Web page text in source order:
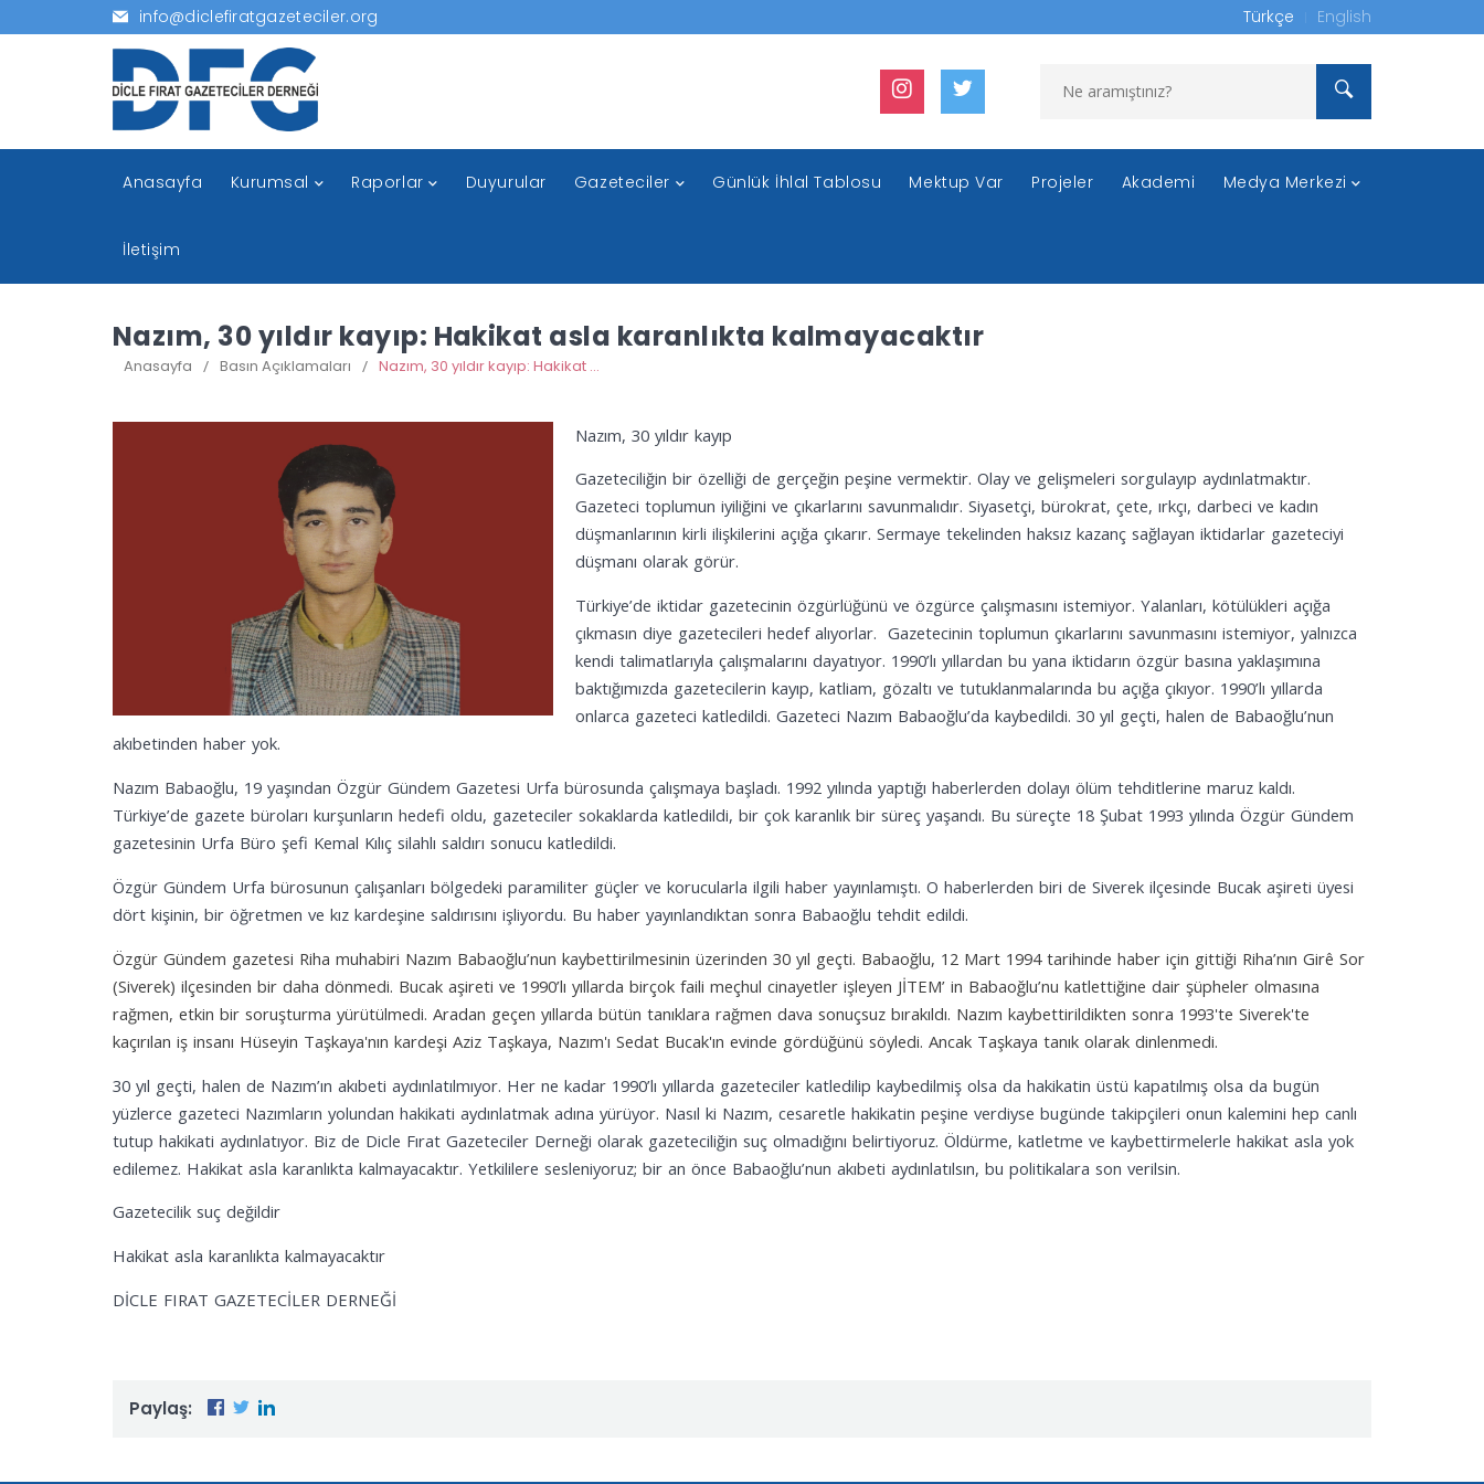
info@diclefiratgazeteciler.org Türkçe English
Anasayfa Kurumsal Raporlar Duyurular Gazeteciler Günlük İhlal Tablosu Mektup Var Projeler Akademi Medya Merkezi
İletişim
Nazım, 30 yıldır kayıp: Hakikat asla karanlıkta kalmayacaktır
Anasayfa / Basın Açıklamaları / Nazım, 30 yıldır kayıp: Hakikat asla karanlıkta kalmayacaktır
Nazım, 30 yıldır kayıp
Gazeteciliğin bir özelliği de gerçeğin peşine vermektir. Olay ve gelişmeleri sorgulayıp aydınlatmaktır.
Gazeteci toplumun iyiliğini ve çıkarlarını savunmalıdır. Siyasetçi, bürokrat, çete, ırkçı, darbeci ve kadın
düşmanlarının kirli ilişkilerini açığa çıkarır. Sermaye tekelinden haksız kazanç sağlayan iktidarlar gazeteciyi
düşmanı olarak görür.
Türkiye’de iktidar gazetecinin özgürlüğünü ve özgürce çalışmasını istemiyor. Yalanları, kötülükleri açığa
çıkmasın diye gazetecileri hedef alıyorlar. Gazetecinin toplumun çıkarlarını savunmasını istemiyor, yalnızca
kendi talimatlarıyla çalışmalarını dayatıyor. 1990’lı yıllardan bu yana iktidarın özgür basına yaklaşımına
baktığımızda gazetecilerin kayıp, katliam, gözaltı ve tutuklanmalarında bu açığa çıkıyor. 1990’lı yıllarda
onlarca gazeteci katledildi. Gazeteci Nazım Babaoğlu’da kaybedildi. 30 yıl geçti, halen de Babaoğlu’nun
akıbetinden haber yok.
Nazım Babaoğlu, 19 yaşından Özgür Gündem Gazetesi Urfa bürosunda çalışmaya başladı. 1992 yılında yaptığı haberlerden dolayı ölüm tehditlerine maruz kaldı.
Türkiye’de gazete büroları kurşunların hedefi oldu, gazeteciler sokaklarda katledildi, bir çok karanlık bir süreç yaşandı. Bu süreçte 18 Şubat 1993 yılında Özgür Gündem
gazetesinin Urfa Büro şefi Kemal Kılıç silahlı saldırı sonucu katledildi.
Özgür Gündem Urfa bürosunun çalışanları bölgedeki paramiliter güçler ve korucularla ilgili haber yayınlamıştı. O haberlerden biri de Siverek ilçesinde Bucak aşireti üyesi
dört kişinin, bir öğretmen ve kız kardeşine saldırısını işliyordu. Bu haber yayınlandıktan sonra Babaoğlu tehdit edildi.
Özgür Gündem gazetesi Riha muhabiri Nazım Babaoğlu’nun kaybettirilmesinin üzerinden 30 yıl geçti. Babaoğlu, 12 Mart 1994 tarihinde haber için gittiği Riha’nın Girê Sor
(Siverek) ilçesinden bir daha dönmedi. Bucak aşireti ve 1990’lı yıllarda birçok faili meçhul cinayetler işleyen JİTEM’ in Babaoğlu’nu katlettiğine dair şüpheler olmasına
rağmen, etkin bir soruşturma yürütülmedi. Aradan geçen yıllarda bütün tanıklara rağmen dava sonuçsuz bırakıldı. Nazım kaybettirildikten sonra 1993'te Siverek'te
kaçırılan iş insanı Hüseyin Taşkaya'nın kardeşi Aziz Taşkaya, Nazım'ı Sedat Bucak'ın evinde gördüğünü söyledi. Ancak Taşkaya tanık olarak dinlenmedi.
30 yıl geçti, halen de Nazım’ın akıbeti aydınlatılmıyor. Her ne kadar 1990’lı yıllarda gazeteciler katledilip kaybedilmiş olsa da hakikatin üstü kapatılmış olsa da bugün
yüzlerce gazeteci Nazımların yolundan hakikati aydınlatmak adına yürüyor. Nasıl ki Nazım, cesaretle hakikatin peşine verdiyse bugünde takipçileri onun kalemini hep canlı
tutup hakikati aydınlatıyor. Biz de Dicle Fırat Gazeteciler Derneği olarak gazeteciliğin suç olmadığını belirtiyoruz. Öldürme, katletme ve kaybettirmelerle hakikat asla yok
edilemez. Hakikat asla karanlıkta kalmayacaktır. Yetkililere sesleniyoruz; bir an önce Babaoğlu’nun akıbeti aydınlatılsın, bu politikalara son verilsin.
Gazetecilik suç değildir
Hakikat asla karanlıkta kalmayacaktır
DİCLE FIRAT GAZETECİLER DERNEĞİ
Paylaş: